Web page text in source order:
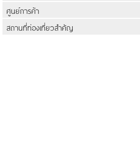
ศูนย์การค้า
สถานที่ท่องเที่ยวสำคัญ